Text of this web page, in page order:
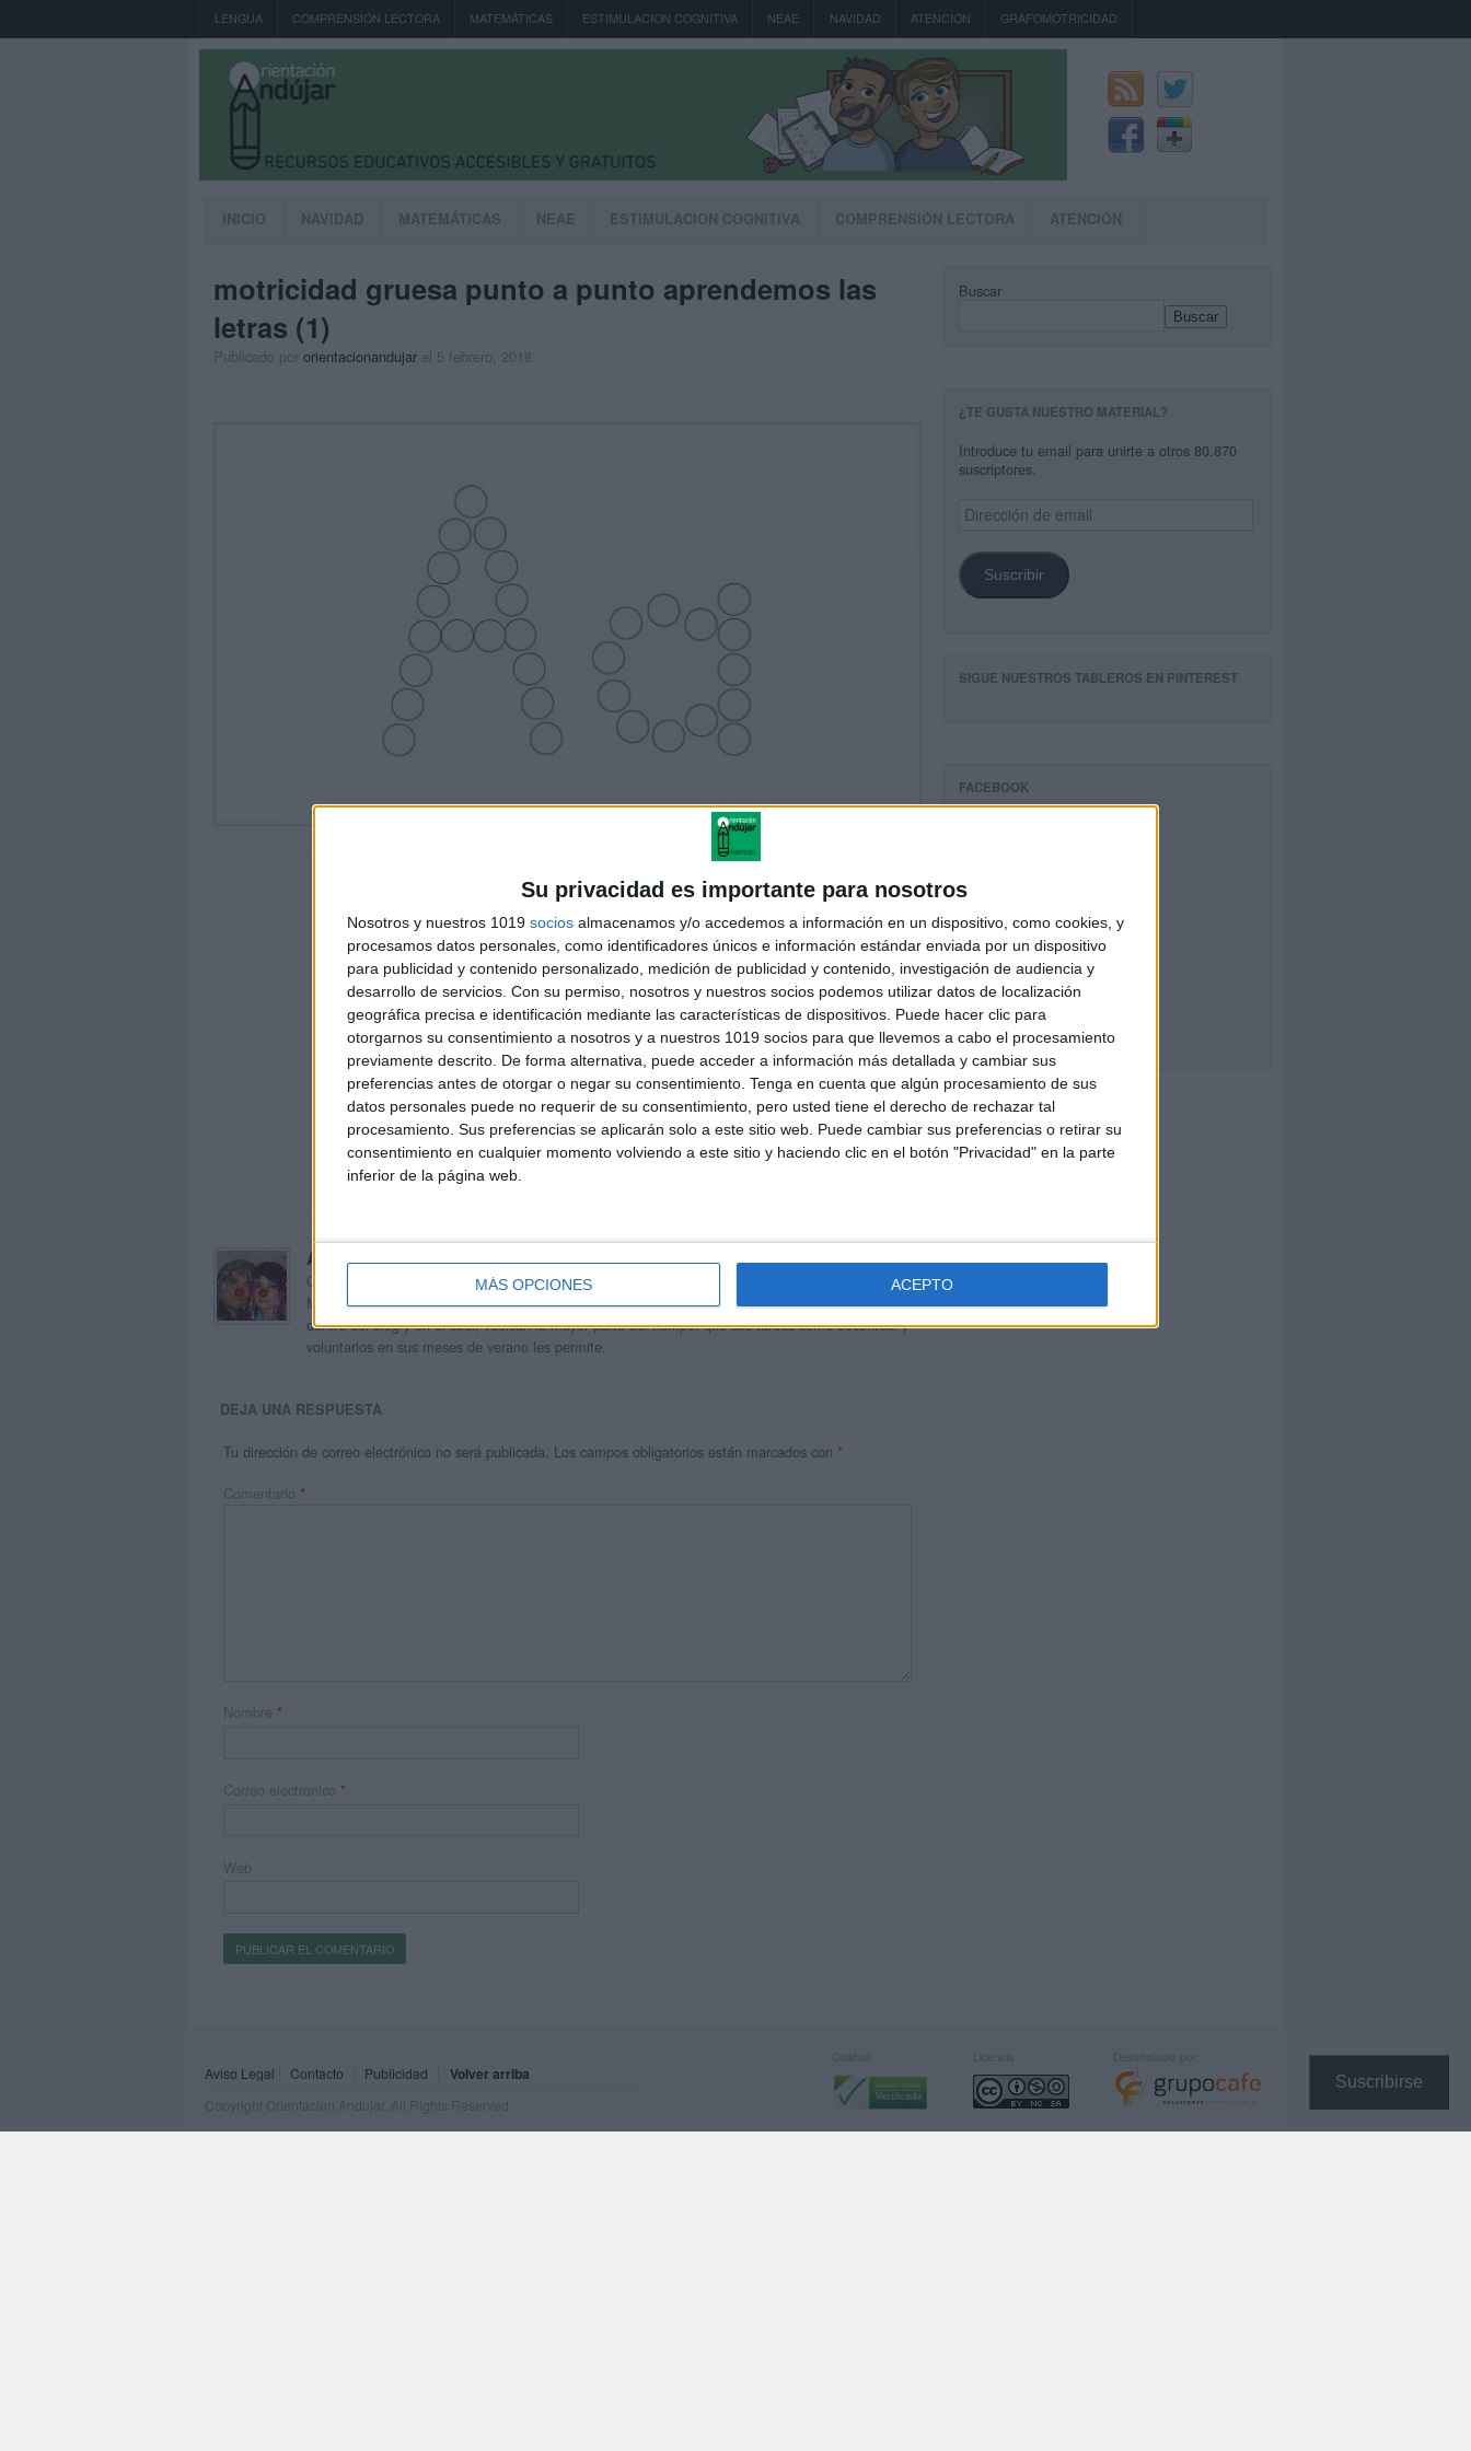
Su privacidad es importante para nosotros
Nosotros y nuestros 1019 socios almacenamos y/o accedemos a información en un dispositivo, como cookies, y
procesamos datos personales, como identificadores únicos e información estándar enviada por un dispositivo
para publicidad y contenido personalizado, medición de publicidad y contenido, investigación de audiencia y
desarrollo de servicios. Con su permiso, nosotros y nuestros socios podemos utilizar datos de localización
geográfica precisa e identificación mediante las características de dispositivos. Puede hacer clic para
otorgarnos su consentimiento a nosotros y a nuestros 1019 socios para que llevemos a cabo el procesamiento
previamente descrito. De forma alternativa, puede acceder a información más detallada y cambiar sus
preferencias antes de otorgar o negar su consentimiento. Tenga en cuenta que algún procesamiento de sus
datos personales puede no requerir de su consentimiento, pero usted tiene el derecho de rechazar tal
procesamiento. Sus preferencias se aplicarán solo a este sitio web. Puede cambiar sus preferencias o retirar su
consentimiento en cualquier momento volviendo a este sitio y haciendo clic en el botón "Privacidad" en la parte
inferior de la página web.
MÁS OPCIONES ACEPTO
Suscribirse
LENGUA COMPRENSIÓN LECTORA MATEMÁTICAS ESTIMULACION COGNITIVA NEAE NAVIDAD ATENCIÓN GRAFOMOTRICIDAD
INICIO NAVIDAD MATEMÁTICAS NEAE ESTIMULACION COGNITIVA COMPRENSIÓN LECTORA ATENCIÓN
motricidad gruesa punto a punto aprendemos las
letras (1)
Publicado por orientacionandujar el 5 febrero, 2018
Acerca de orientacionandujar
Orientación Andújar no es solo un blog, es la apuesta personal de dos profesores Ginés y
Maribel, que además de ser pareja, son los encargados de los contenidos que encontramos
dentro del blog y en el cual, vuelcan la mayor parte del tiempo, que sus tareas como docentes, y
voluntarios en sus meses de verano les permite.
DEJA UNA RESPUESTA
Tu dirección de correo electrónico no será publicada. Los campos obligatorios están marcados con *
Comentario *
Nombre *
Correo electrónico *
Web
Buscar
Buscar
¿TE GUSTA NUESTRO MATERIAL?
Introduce tu email para unirte a otros 80.870
suscriptores.
Dirección
de
Suscribir
SIGUE NUESTROS TABLEROS EN PINTEREST
FACEBOOK
Aviso Legal Contacto Publicidad Volver arriba